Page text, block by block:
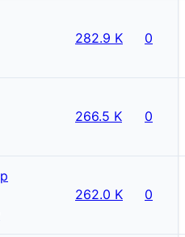
282.9 K 0
266.5 K 0
262.0 K 0